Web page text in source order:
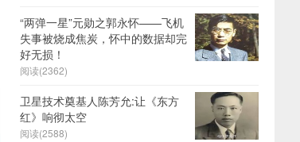
“两弹一星”元勋之郭永怀——飞机
失事被烧成焦炭，怀中的数据却完
好无损！
阅读(2362)
卫星技术奠基人陈芳允:让《东方
红》响彻太空
阅读(2588)